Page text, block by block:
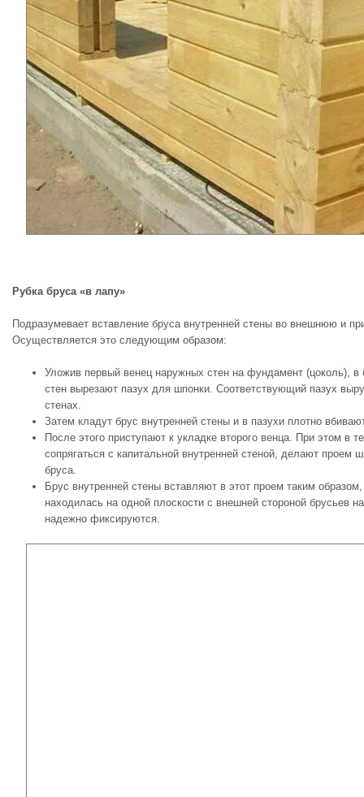
Рубка бруса «в лапу»
Подразумевает вставление бруса внутренней стены во внешнюю и
Осуществляется это следующим образом:
Уложив первый венец наружных стен на фундамент (цоколь), в
стен вырезают пазух для шпонки. Соответствующий пазух
стенах.
Затем кладут брус внутренней стены и в пазухи плотно
После этого приступают к укладке второго венца. При этом в
сопрягаться с капитальной внутренней стеной, делают проем
бруса.
Брус внутренней стены вставляют в этот проем таким
находилась на одной плоскости с внешней стороной брусьев
надежно фиксируются.